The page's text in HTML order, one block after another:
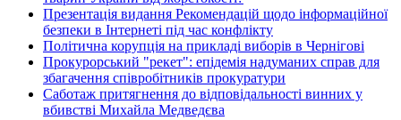
Презентація видання Рекомендацій щодо інформаційної
безпеки в Інтернеті під час конфлікту
Політична корупція на прикладі виборів в Чернігові
Прокурорський "рекет": епідемія надуманих справ для
збагачення співробітників прокуратури
Саботаж притягнення до відповідальності винних у
вбивстві Михайла Медведєва